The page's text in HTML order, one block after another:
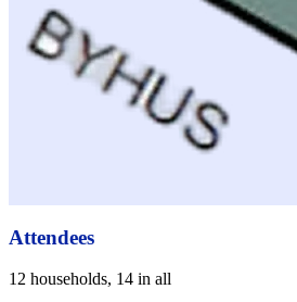
Attendees
12 households, 14 in all